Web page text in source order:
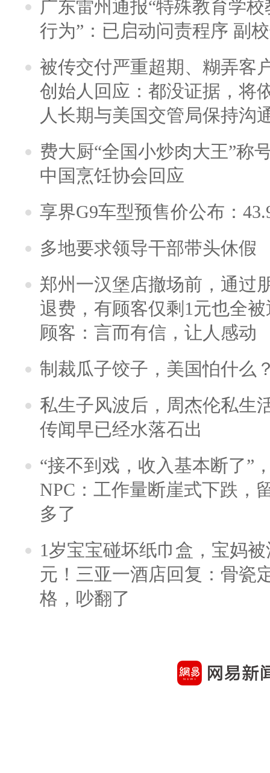
广东雷州通报“特殊教育学
行为”：已启动问责程序 副
被传交付严重超期、糊弄客
创始人回应：都没证据，将
人长期与美国交管局保持沟
费大厨“全国小炒肉大王”称
中国烹饪协会回应
享界G9车型预售价公布：
多地要求领导干部带头休假
郑州一汉堡店撤场前，通过
退费，有顾客仅剩1元也全
顾客：言而有信，让人感动
制裁瓜子饺子，美国怕什么
私生子风波后，周杰伦私生
传闻早已经水落石出
“接不到戏，收入基本断了”
NPC：工作量断崖式下跌，
多了
1岁宝宝碰坏纸巾盒，宝妈
元！三亚一酒店回复：骨瓷
格，吵翻了